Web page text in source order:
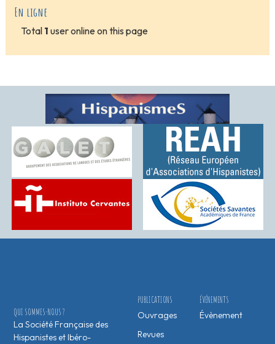
En ligne
Total 1 user online on this page
ÉVÉNEMENTS
Évènement
PUBLICATIONS
Ouvrages
Revues
QUI SOMMES-NOUS ?
La Société Française des
Hispanistes et Ibéro-